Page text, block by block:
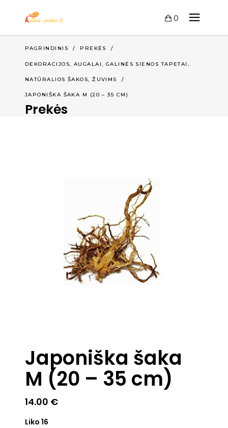
0
PAGRINDINIS / PREKĖS /
DEKORACIJOS, AUGALAI, GALINĖS SIENOS TAPETAI ,
NATŪRALIOS ŠAKOS,ŽUVIMS /
JAPONIŠKA ŠAKA M (20 – 35 CM)
Prekės
Japoniška šaka
M (20 – 35 cm)
14.00 €
Liko 16